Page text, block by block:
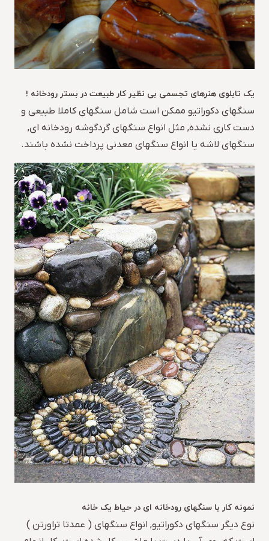
یک تابلوی هنرهای تجسمی بی نظیر کار طبیعت در بستر رودخانه !
سنگهای دکوراتیو ممکن است شامل سنگهای کاملا طبیعی و
دست کاری نشده, مثل انواع سنگهای گردگوشه رودخانه ای,
سنگهای لاشه یا انواع سنگهای معدنی پرداخت نشده باشند.
نمونه کار با سنگهای رودخانه ای در حیاط یک خانه
نوع دیگر سنگهای دکوراتیو, انواع سنگهای ( عمدتا تراورتن )